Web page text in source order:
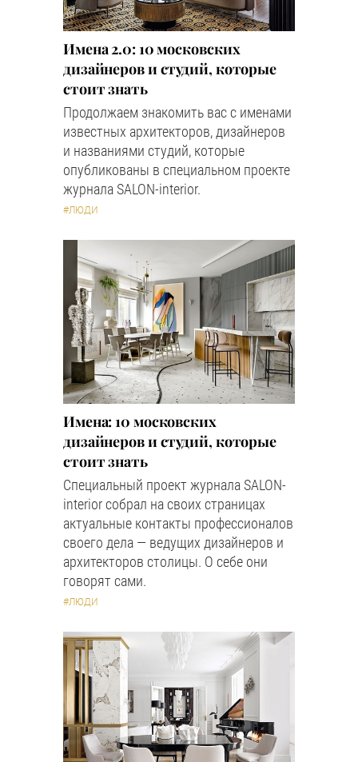
Имена 2.0: 10 московских
дизайнеров и студий, которые
стоит знать
Продолжаем знакомить вас с именами
известных архитекторов, дизайнеров
и названиями студий, которые
опубликованы в специальном проекте
журнала SALON-interior.
#ЛЮДИ
Имена: 10 московских
дизайнеров и студий, которые
стоит знать
Специальный проект журнала SALON-
interior собрал на своих страницах
актуальные контакты профессионалов
своего дела — ведущих дизайнеров и
архитекторов столицы. О себе они
говорят сами.
#ЛЮДИ